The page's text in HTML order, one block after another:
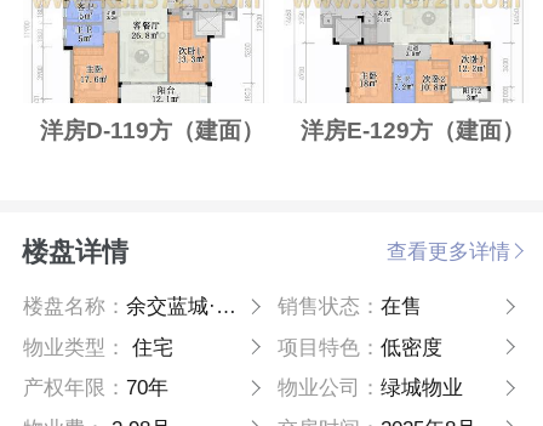
洋房D-119方（建面） 洋房E-129方（建面）
楼盘详情 查看更多详情
楼盘名称：余交蓝城·湖印晓庐 销售状态： 在售
物业类型：
住宅 项目特色： 低密度
产权年限：70年 物业公司： 绿城物业